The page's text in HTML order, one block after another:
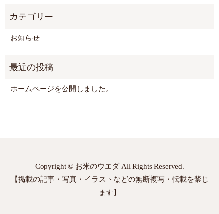
お知らせ
ホームページを公開しました。
Copyright © お米のウエダ All Rights Reserved.
【掲載の記事・写真・イラストなどの無断複写・転載を禁じ
ます】